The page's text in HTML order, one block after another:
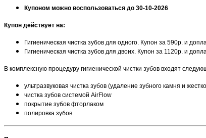
Купоном можно воспользоваться до 30-10-2026
Купон действует на:
Гигиеническая чистка зубов для одного. Купон за 590р. и
Гигиеническая чистка зубов для двоих. Купон за 1120р. и
В комплексную процедуру гигиенической чистки зубов входят
ультразвуковая чистка зубов (удаление зубного камня и
чистка зубов системой AirFlow
покрытие зубов фторлаком
полировка зубов